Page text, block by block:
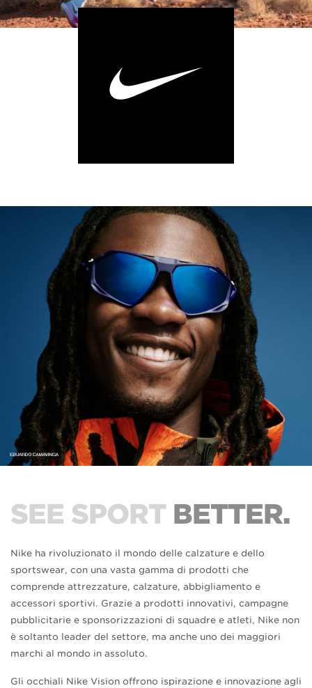
SEE SPORT BETTER.
Nike ha rivoluzionato il mondo delle calzature e dello
sportswear, con una vasta gamma di prodotti che
comprende attrezzature, calzature, abbigliamento e
accessori sportivi. Grazie a prodotti innovativi, campagne
pubblicitarie e sponsorizzazioni di squadre e atleti, Nike non
è soltanto leader del settore, ma anche uno dei maggiori
marchi al mondo in assoluto.
Gli occhiali Nike Vision offrono ispirazione e innovazione agli